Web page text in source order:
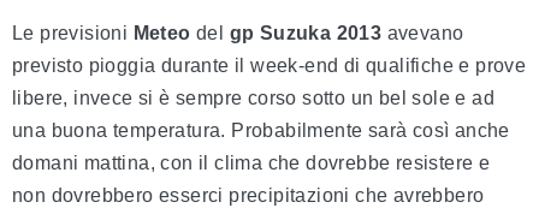
Le previsioni Meteo del gp Suzuka 2013 avevano
previsto pioggia durante il week-end di qualifiche e prove
libere, invece si è sempre corso sotto un bel sole e ad
una buona temperatura. Probabilmente sarà così anche
domani mattina, con il clima che dovrebbe resistere e
non dovrebbero esserci precipitazioni che avrebbero